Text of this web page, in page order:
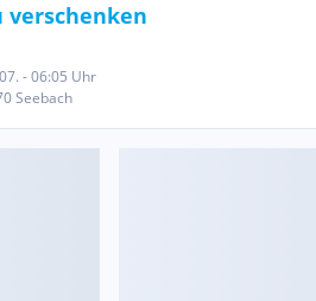
verschenken
- 06:05 Uhr
Seebach